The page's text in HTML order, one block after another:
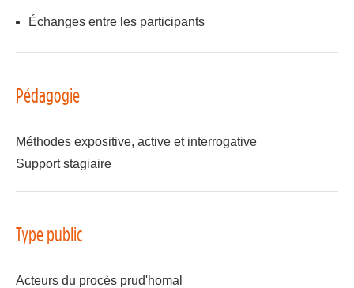
Échanges entre les participants
Pédagogie
Méthodes expositive, active et interrogative
Support stagiaire
Type public
Acteurs du procès prud'homal